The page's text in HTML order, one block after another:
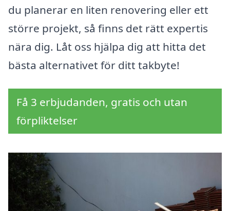
du planerar en liten renovering eller ett
större projekt, så finns det rätt expertis
nära dig. Låt oss hjälpa dig att hitta det
bästa alternativet för ditt takbyte!
Få 3 erbjudanden, gratis och utan
förpliktelser